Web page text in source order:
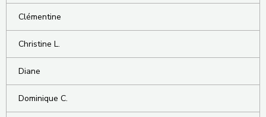
Clémentine
Christine L.
Diane
Dominique C.